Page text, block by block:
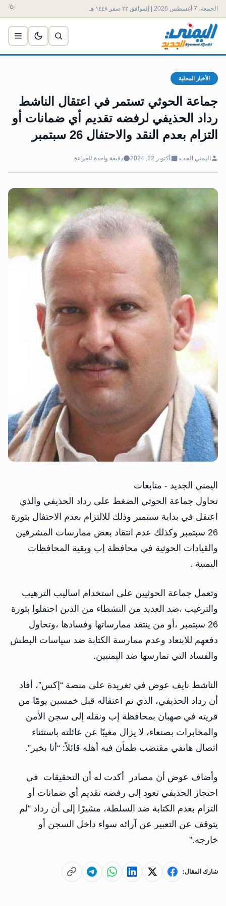
الجمعة، 7 أغسطس 2026 | الموافق ٢٢ صفر ١٤٤٨ هـ
الأخبار المحلية
جماعة الحوثي تستمر في اعتقال الناشط
رداد الحذيفي لرفضه تقديم أي ضمانات أو
التزام بعدم النقد والاحتفال 26 سبتمبر
اليمني الجديد أكتوبر 22, 2024 دقيقة واحدة للقراءة
اليمني الجديد - متابعات
تحاول جماعة الحوثي الضغط على رداد الحذيفي والذي
اعتقل في بداية سبتمبر وذلك للالتزام بعدم الاحتفال بثورة
26 سبتمبر وكذلك عدم انتقاد بعض ممارسات المشرفين
والقيادات الحوثية في محافظة إب وبقية المحافظات
اليمنية .
وتعمل جماعة الحوثيين على استخدام اساليب الترهيب
والترغيب ،ضد العديد من النشطاء من الذين احتفلوا بثورة
26 سبتمبر ،أو من ينتقد ممارساتها وفسادها ،وتحاول
دفعهم للابنعاد وعدم ممارسة الكتابة ضد سياسات البطش
والفساد التي تمارسها ضد اليمنيين.
الناشط نايف عوض في تغريدة على منصة “إكس”، أفاد
أن رداد الحذيفي، الذي تم اعتقاله قبل خمسين يومًا من
قريته في صهبان بمحافظة إب ونقله إلى سجن الأمن
والمخابرات بصنعاء، لا يزال مغيبًا عن عائلته باستثناء
اتصال هاتفي مقتضب طمأن فيه أهله قائلاً: “أنا بخير”.
وأضاف عوض أن مصادر أكدت له أن التحقيقات في
احتجاز الحذيفي تعود إلى رفضه تقديم أي ضمانات أو
التزام بعدم الكتابة ضد السلطة، مشيرًا إلى أن رداد “لم
يتوقف عن التعبير عن آرائه سواء داخل السجن أو
خارجه.”
شارك المقال: